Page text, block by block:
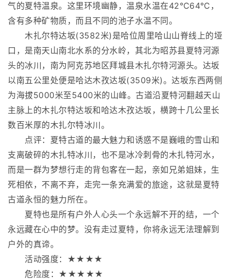
气的夏特温泉。这里环境幽静，温泉水温在42℃64℃，
含有多种矿物质，而且不同的池子水温不同。
木扎尔特达坂(3582米)是哈位周里哈山山脊线上的垭
口，是南天山南北水系的分水岭，其北为昭苏县夏特河源
头的冰川，南为阿克苏地区拜城县木扎尔特河源头。达坂
以南五公里处便是哈达木孜达坂(3509米)。达坂东西两侧
为海拔5000米至5400米的山峰。古道沿夏特河翻越天山
主脉上的木扎尔特达坂和哈达木孜达坂，横跨十几公里长
数百米厚的木扎尔特冰川。
点评：夏特古道的最大魅力和诱惑不是巍峨的雪山和
支离破碎的木扎特冰川，也不是冰冷刺骨的木扎特河水，
而是一群为梦想行走的背包客在一起，亲如兄弟姐妹，生
死相依，不离不弃，走完一条充满爱的旅途，这就是夏特
古道永恒的魅力所在。
夏特也是所有户外人心头一个永远解不开的结，一个
永远藏在心中的梦。没有走过夏特，你将永远无法理解到
户外的真谛。
活动强度：★★★★
危险度：★★★★★